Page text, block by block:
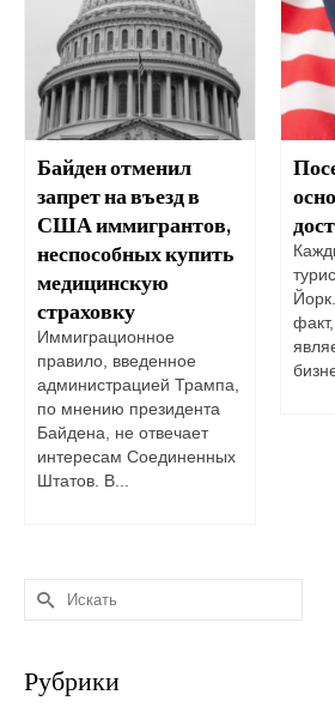
Байден отменил
запрет на въезд в
США иммигрантов,
неспособных купить
медицинскую
страховку
Иммиграционное
правило, введенное
администрацией Трампа,
по мнению президента
Байдена, не отвечает
интересам Соединенных
Штатов. В...
Искать:
Рубрики